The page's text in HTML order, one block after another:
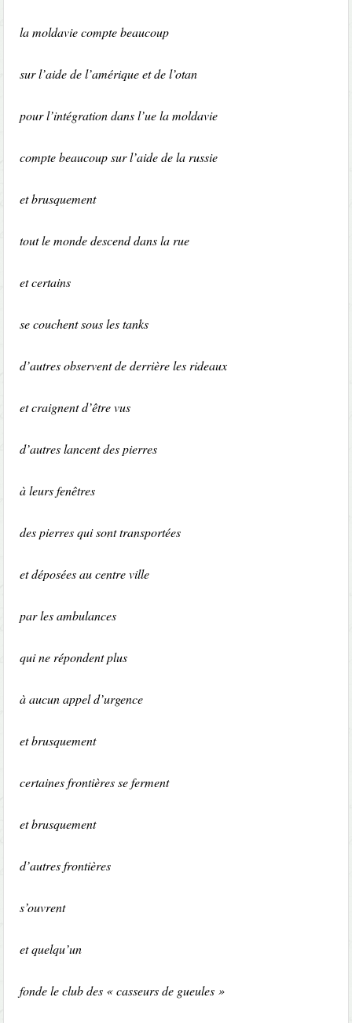
la moldavie compte beaucoup
sur l’aide de l’amérique et de l’otan
pour l’intégration dans l’ue la moldavie
compte beaucoup sur l’aide de la russie
et brusquement
tout le monde descend dans la rue
et certains
se couchent sous les tanks
d’autres observent de derrière les rideaux
et craignent d’être vus
d’autres lancent des pierres
à leurs fenêtres
des pierres qui sont transportées
et déposées au centre ville
par les ambulances
qui ne répondent plus
à aucun appel d’urgence
et brusquement
certaines frontières se ferment
et brusquement
d’autres frontières
s’ouvrent
et quelqu’un
fonde le club des « casseurs de gueules »